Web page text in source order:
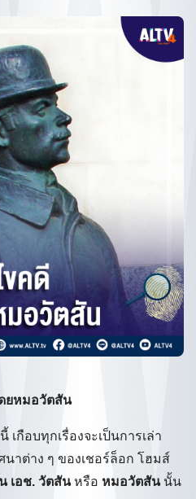
ยหมอวัตสัน
กือบทุกเรื่องจะเป็นการเล่า
นาต่าง ๆ ของเชอร์ล็อก โฮมส์
เอช. วัตสันหรือ หมอวัตสันนั้น